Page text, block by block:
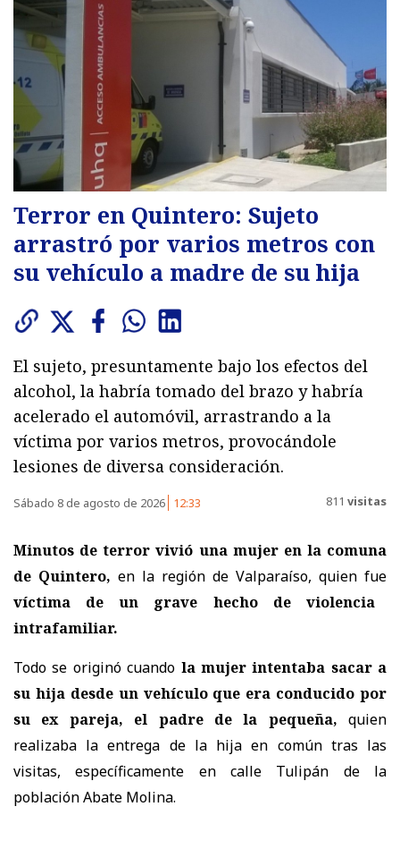
Terror en Quintero: Sujeto
arrastró por varios metros con
su vehículo a madre de su hija
El sujeto, presuntamente bajo los efectos del
alcohol, la habría tomado del brazo y habría
acelerado el automóvil, arrastrando a la
víctima por varios metros, provocándole
lesiones de diversa consideración.
Sábado 8 de agosto de 2026 12:33 811 visitas
Minutos de terror vivió una mujer en la comuna
de Quintero, en la región de Valparaíso, quien fue
víctima de un grave hecho de violencia
intrafamiliar.
Todo se originó cuando la mujer intentaba sacar a
su hija desde un vehículo que era conducido por
su ex pareja, el padre de la pequeña, quien
realizaba la entrega de la hija en común tras las
visitas, específicamente en calle Tulipán de la
población Abate Molina.